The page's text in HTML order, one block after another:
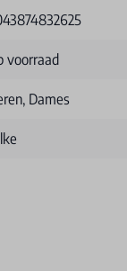
voorraad
Dames